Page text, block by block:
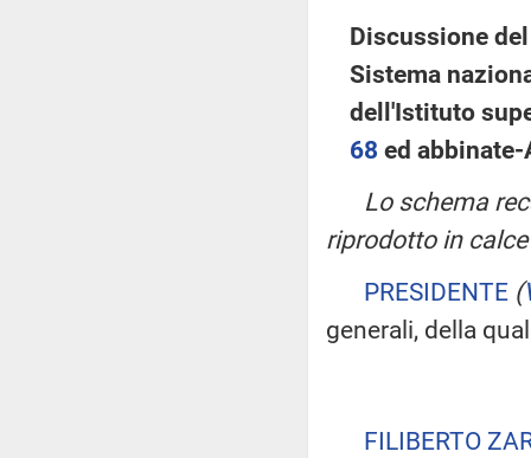
Discussione
Sistema
dell'Istituto
68 ed abbinate-
Lo schema
riprodotto in
PRESIDENTE (
generali, della
FILIBERTO